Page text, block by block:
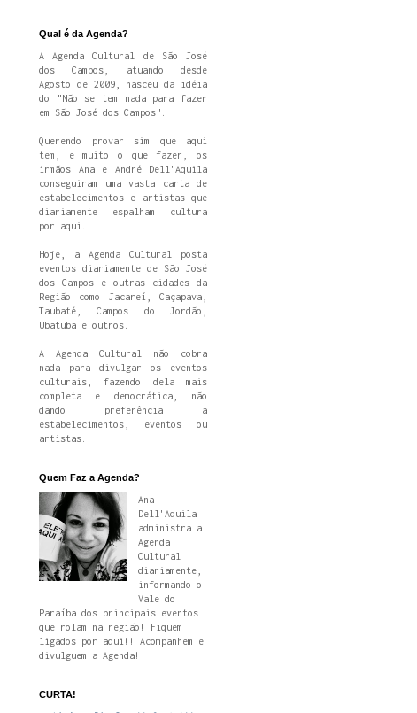
Qual é da Agenda?
A Agenda Cultural de São José
dos Campos, atuando desde
Agosto de 2009, nasceu da idéia
do "Não se tem nada para fazer
em São José dos Campos".
Querendo provar sim que aqui
tem, e muito o que fazer, os
irmãos Ana e André Dell'Aquila
conseguiram uma vasta carta de
estabelecimentos e artistas que
diariamente espalham cultura
por aqui.
Hoje, a Agenda Cultural posta
eventos diariamente de São José
dos Campos e outras cidades da
Região como Jacareí, Caçapava,
Taubaté, Campos do Jordão,
Ubatuba e outros.
A Agenda Cultural não cobra
nada para divulgar os eventos
culturais, fazendo dela mais
completa e democrática, não
dando preferência a
estabelecimentos, eventos ou
artistas.
Quem Faz a Agenda?
Ana
Dell'Aquila
administra a
Agenda
Cultural
diariamente,
informando o
Vale do
Paraíba dos principais eventos
que rolam na região! Fiquem
ligados por aqui!! Acompanhem e
divulguem a Agenda!
CURTA!